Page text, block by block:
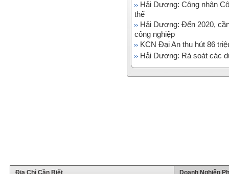
Hải Dương: Công nhân
thể
Hải Dương: Đến 2020,
công nghiệp
KCN Đại An thu hút 86
Hải Dương: Rà soát các
Địa Chỉ Cần Biết Doanh Nghiệp